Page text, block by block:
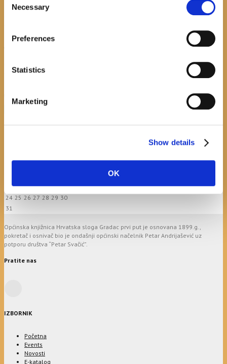
Selection
Necessary
Preferences
Statistics
Marketing
Show details
OK
Promocija zbirke pjesama "Iz staračkog domau Makarskoj"-poshumno
Javni natječaj za imenovanje ravnatelja/ravnateljice Općinske knjižnice
Hrvatska sloga Gradac
17 18 19 20 21 22 23
24 25 26 27 28 29 30
31
Općinska knjižnica Hrvatska sloga Gradac prvi put je osnovana 1899.g.,
pokretač i osnivač bio je ondašnji općinski načelnik Petar Andrijašević uz
potporu društva “Petar Svačić”.
Pratite nas
IZBORNIK
Početna
Events
Novosti
E-katalog